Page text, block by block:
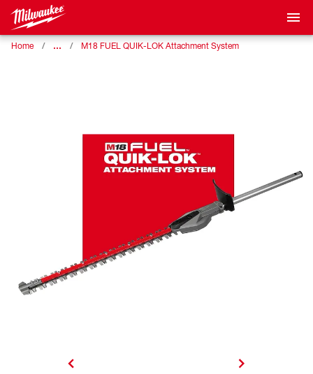
Home … M18 FUEL QUIK-LOK Attachment System